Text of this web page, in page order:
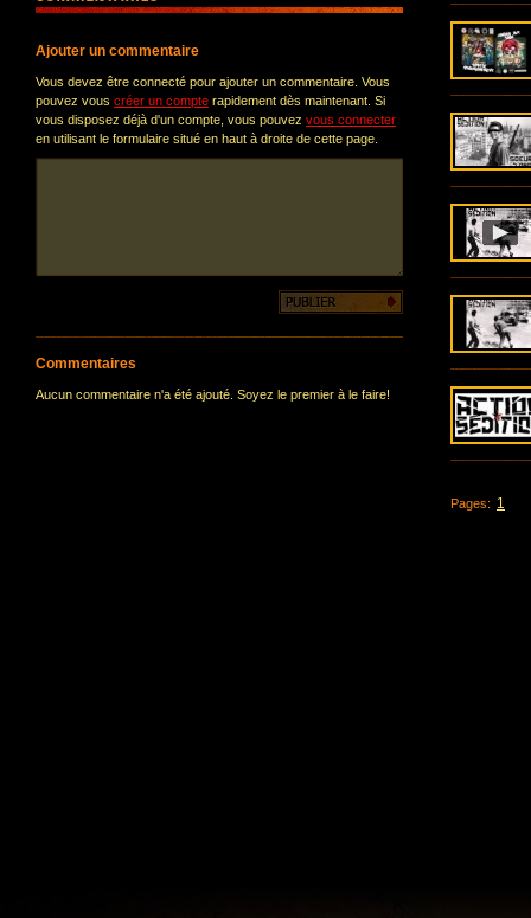
Ajouter un commentaire
Vous devez être connecté pour ajouter un commentaire. Vous
pouvez vous créer un compte rapidement dès maintenant. Si
vous disposez déjà d'un compte, vous pouvez vous connecter
en utilisant le formulaire situé en haut à droite de cette page.
Commentaires
Aucun commentaire n'a été ajouté. Soyez le premier à le faire!
Pages: 1